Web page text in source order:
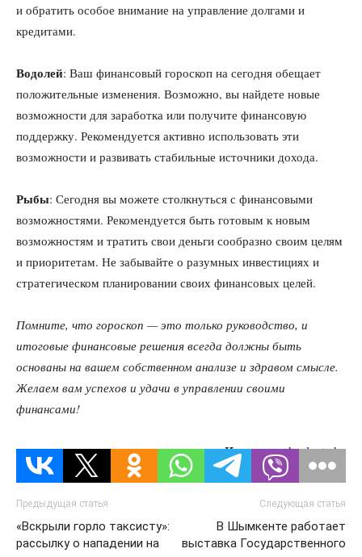
и обратить особое внимание на управление долгами и
кредитами.
Водолей: Ваш финансовый гороскоп на сегодня обещает
положительные изменения. Возможно, вы найдете новые
возможности для заработка или получите финансовую
поддержку. Рекомендуется активно использовать эти
возможности и развивать стабильные источники дохода.
Рыбы: Сегодня вы можете столкнуться с финансовыми
возможностями. Рекомендуется быть готовым к новым
возможностям и тратить свои деньги сообразно своим целям
и приоритетам. Не забывайте о разумных инвестициях и
стратегическом планировании своих финансовых целей.
Помните, что гороскоп — это только руководство, и
итоговые финансовые решения всегда должны быть
основаны на вашем собственном анализе и здравом смысле.
Желаем вам успехов и удачи в управлении своими
финансами!
Источник: kazlenta.kz
Предыдущая статья
«Вскрыли горло таксисту»:
рассылку о нападении на
Следующая статья
В Шымкенте работает
выставка Государственного